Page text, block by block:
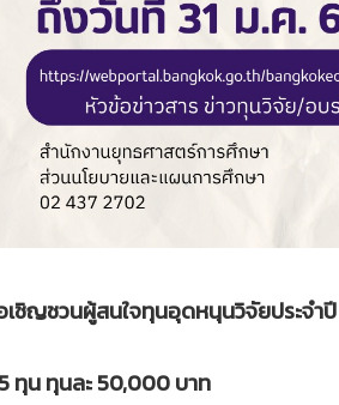
เชิญชวนผู้สนใจทุนอุดหนุนวิจัยประจำ
ทุน ทุนละ 50,000 บาท